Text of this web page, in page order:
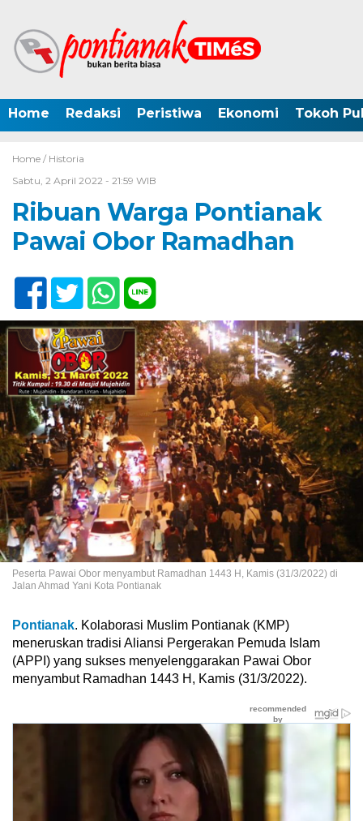
Home Redaksi Peristiwa Ekonomi Tokoh
Home / Historia
Sabtu, 2 April 2022 - 21:59 WIB
Ribuan Warga Pontianak
Pawai Obor Ramadhan
Peserta Pawai Obor menyambut Ramadhan 1443 H, Kamis (31/3/2022) di
Jalan Ahmad Yani Kota Pontianak
Pontianak. Kolaborasi Muslim Pontianak (KMP)
meneruskan tradisi Aliansi Pergerakan Pemuda Islam
(APPI) yang sukses menyelenggarakan Pawai Obor
menyambut Ramadhan 1443 H, Kamis (31/3/2022).